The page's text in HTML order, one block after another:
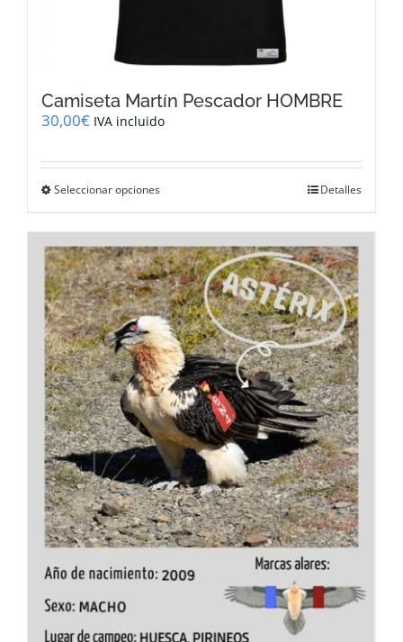
Camiseta Martín Pescador HOMBRE
30,00€ IVA incluido
Seleccionar opciones
múltiples
variantes.
Las
opciones
se
pueden
elegir
en
la
página
de
producto
Detalles